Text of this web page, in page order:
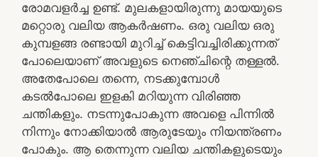
രോമവളര്‍ച്ച ഉണ്ട്. മുലകളായിരുന്നു മായയുടെ
മറ്റൊരു വലിയ ആകര്‍ഷണം. ഒരു വലിയ ഒരു
കുമ്പളങ്ങ രണ്ടായി മുറിച്ച് കെട്ടിവച്ചിരിക്കുന്നത്
പോലെയാണ് അവളുടെ നെഞ്ചിന്റെ തള്ളല്‍.
അതേപോലെ തന്നെ, നടക്കുമ്പോള്‍
കടല്‍പോലെ ഇളകി മറിയുന്ന വിരിഞ്ഞ
ചന്തികളും. നടന്നുപോകുന്ന അവളെ പിന്നില്‍
നിന്നും നോക്കിയാല്‍ ആരുടേയും നിയന്ത്രണം
പോകും. ആ തെന്നുന്ന വലിയ ചന്തികളുടെയും